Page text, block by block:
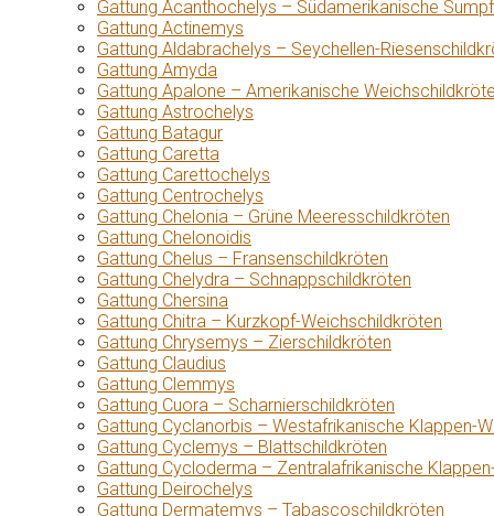
Gattung Acanthochelys – Südamerikanische
Gattung Actinemys
Gattung Aldabrachelys – Seychellen-
Gattung Amyda
Gattung Apalone – Amerikanische
Gattung Astrochelys
Gattung Batagur
Gattung Caretta
Gattung Carettochelys
Gattung Centrochelys
Gattung Chelonia – Grüne Meeresschildkröten
Gattung Chelonoidis
Gattung Chelus – Fransenschildkröten
Gattung Chelydra – Schnappschildkröten
Gattung Chersina
Gattung Chitra – Kurzkopf-Weichschildkröten
Gattung Chrysemys – Zierschildkröten
Gattung Claudius
Gattung Clemmys
Gattung Cuora – Scharnierschildkröten
Gattung Cyclanorbis – Westafrikanische Klappen-
Gattung Cyclemys – Blattschildkröten
Gattung Cycloderma – Zentralafrikanische
Gattung Deirochelys
Gattung Dermatemys – Tabascoschildkröten